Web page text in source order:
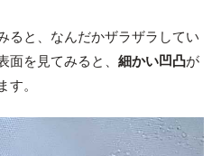
ると、なんだかザラザラしてい
面を見てみると、 細かい凹凸が
す。